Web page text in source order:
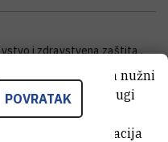
i zdravstvena zaštita ,
, Biotehnologija ,
POVRATAK
od tih kolačića nužni
dok se drugi
stranice radi
Za više informacija